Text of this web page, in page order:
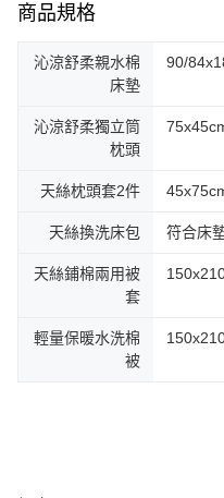
商品規格
沁涼舒柔親水棉
床墊
90/
沁涼舒柔獨立筒
枕頭
天絲枕頭套2件
天絲換洗床包 符合床
天絲鋪棉兩用被
套
輕量保暖水洗棉
被